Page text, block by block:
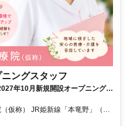
ングスタッフ
年10月新規開設オープニング募
仮称） JR姫新線「本竜野」（ほ